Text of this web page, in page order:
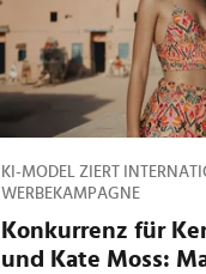
KI-MODEL ZIERT
WERBEKAMPAGNE
Konkurrenz für
und Kate Moss: